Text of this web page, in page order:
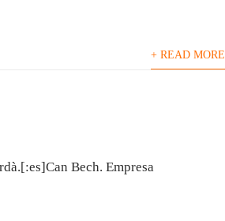
+ READ MORE
Bech. Empresa